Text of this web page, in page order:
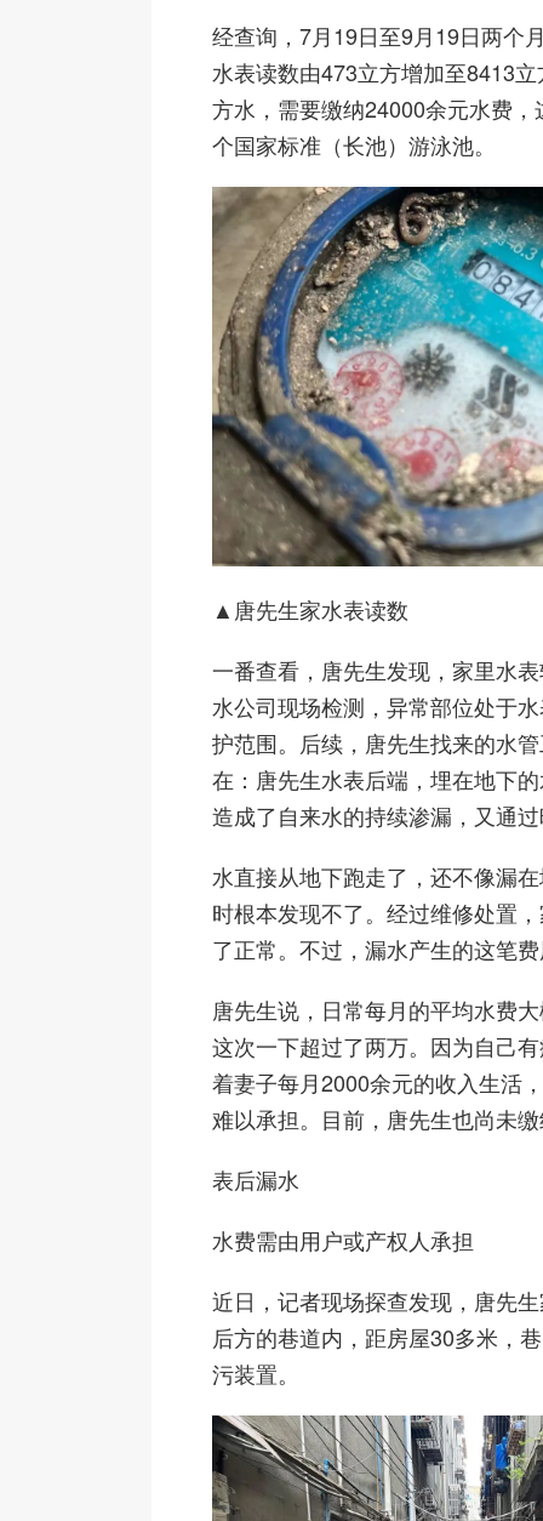
经查询，7月19日至9月19日两个
水表读数由473立方增加至8413
方水，需要缴纳24000余元水费
个国家标准（长池）游泳池。
▲唐先生家水表读数
一番查看，唐先生发现，家里水
水公司现场检测，异常部位处于
护范围。后续，唐先生找来的水
在：唐先生水表后端，埋在地下
造成了自来水的持续渗漏，又通
水直接从地下跑走了，还不像漏
时根本发现不了。经过维修处置
了正常。不过，漏水产生的这笔
唐先生说，日常每月的平均水费
这次一下超过了两万。因为自己
着妻子每月2000余元的收入生活
难以承担。目前，唐先生也尚未
表后漏水
水费需由用户或产权人承担
近日，记者现场探查发现，唐先
后方的巷道内，距房屋30多米，
污装置。